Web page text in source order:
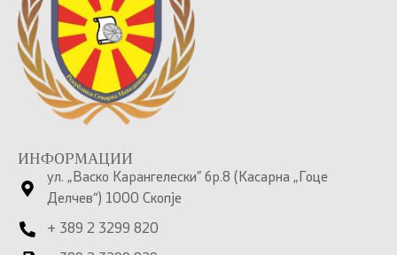
ИНФОРМАЦИИ
ул. „Васко Карангелески” бр.8 (Касарна „Гоце
Делчев“) 1000 Скопје
+ 389 2 3299 820